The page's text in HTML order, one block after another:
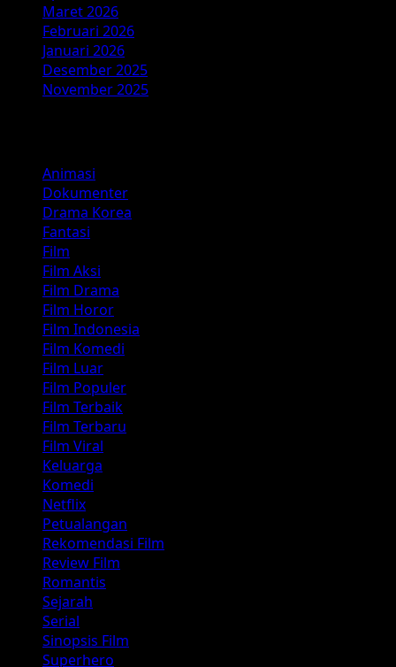
Maret 2026
Februari 2026
Januari 2026
Desember 2025
November 2025
Animasi
Dokumenter
Drama Korea
Fantasi
Film
Film Aksi
Film Drama
Film Horor
Film Indonesia
Film Komedi
Film Luar
Film Populer
Film Terbaik
Film Terbaru
Film Viral
Keluarga
Komedi
Netflix
Petualangan
Rekomendasi Film
Review Film
Romantis
Sejarah
Serial
Sinopsis Film
Superhero